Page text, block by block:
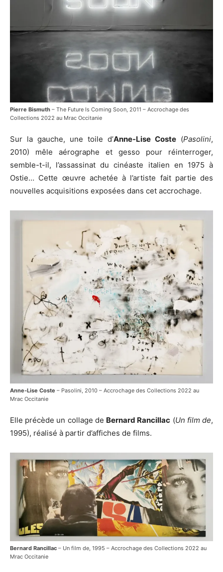
Pierre Bismuth – The Future Is Coming Soon, 2011 – Accrochage des
Collections 2022 au Mrac Occitanie
Sur la gauche, une toile d’Anne-Lise Coste (Pasolini,
2010) mêle aérographe et gesso pour réinterroger,
semble-t-il, l’assassinat du cinéaste italien en 1975 à
Ostie… Cette œuvre achetée à l’artiste fait partie des
nouvelles acquisitions exposées dans cet accrochage.
Anne-Lise Coste – Pasolini, 2010 – Accrochage des Collections 2022 au
Mrac Occitanie
Elle précède un collage de Bernard Rancillac (Un film de,
1995), réalisé à partir d’affiches de films.
Bernard Rancillac – Un film de, 1995 – Accrochage des Collections 2022 au
Mrac Occitanie